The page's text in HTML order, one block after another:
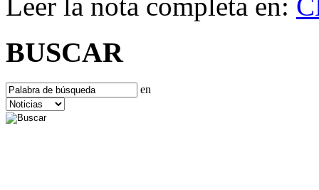
Leer la nota completa en:
BUSCAR
en